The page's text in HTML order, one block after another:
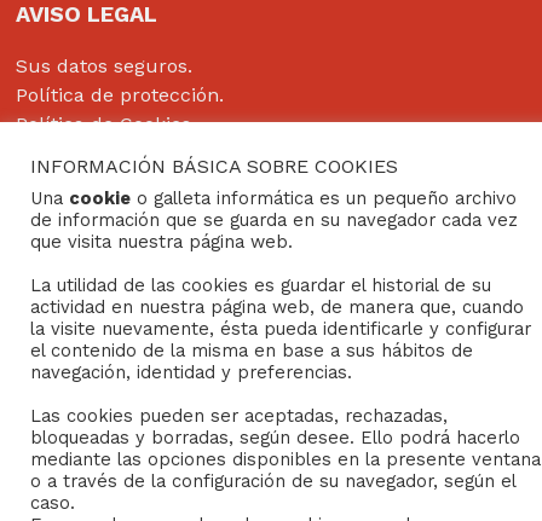
AVISO LEGAL
Sus datos seguros.
Política de protección.
Política de Cookies.
Copyright © 2022 Grupo Studium Formación
INFORMACIÓN BÁSICA SOBRE COOKIES
Una cookie o galleta informática es un pequeño archivo
de información que se guarda en su navegador cada vez
que visita nuestra página web.
La utilidad de las cookies es guardar el historial de su
actividad en nuestra página web, de manera que, cuando
la visite nuevamente, ésta pueda identificarle y configurar
el contenido de la misma en base a sus hábitos de
navegación, identidad y preferencias.
Las cookies pueden ser aceptadas, rechazadas,
bloqueadas y borradas, según desee. Ello podrá hacerlo
mediante las opciones disponibles en la presente ventana
o a través de la configuración de su navegador, según el
caso.